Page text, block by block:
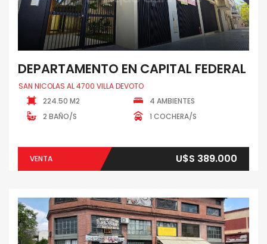
DEPARTAMENTO EN CAPITAL FEDERAL
SAN NICOLAS AL 4700 VILLA DEVOTO
224.50 M2
4 AMBIENTES
2 BAÑO/S
1 COCHERA/S
VENTA U$S 389.000